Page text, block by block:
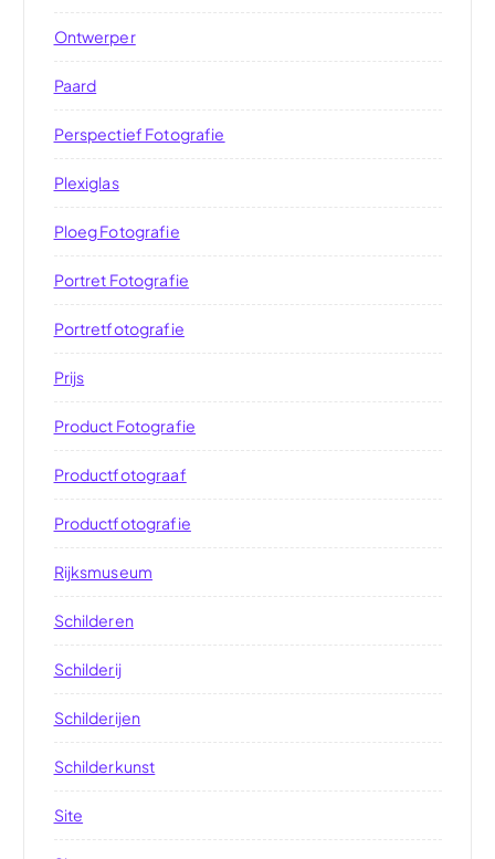
Ontwerper
Paard
Perspectief Fotografie
Plexiglas
Ploeg Fotografie
Portret Fotografie
Portretfotografie
Prijs
Product Fotografie
Productfotograaf
Productfotografie
Rijksmuseum
Schilderen
Schilderij
Schilderijen
Schilderkunst
Site